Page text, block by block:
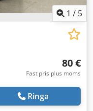
1 / 5
80 €
Fast pris plus moms
Ringa